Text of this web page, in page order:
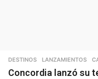
DESTINOS ,LANZAMIENTOS
Concordia lanzó su